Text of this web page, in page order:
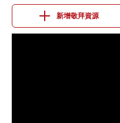
新增敬拜資源